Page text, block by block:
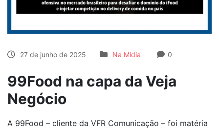
27 de junho de 2025 Na Mídia 0
99Food na capa da Veja
Negócio
A 99Food – cliente da VFR Comunicação – foi matéria